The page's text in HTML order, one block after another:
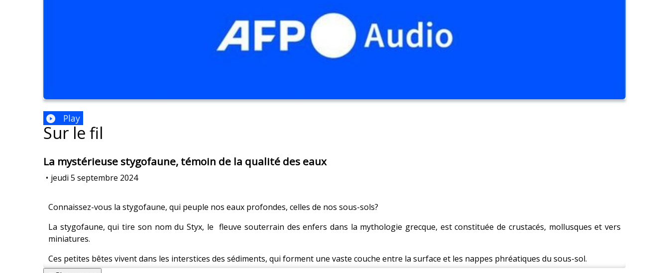
Play
Sur le fil
La mystérieuse stygofaune, témoin de la qualité des eaux
• jeudi 5 septembre 2024
Connaissez-vous la stygofaune, qui peuple nos eaux profondes, celles de nos sous-sols?
La stygofaune, qui tire son nom du Styx, le fleuve souterrain des enfers dans la mythologie grecque, est constituée de crustacés, mollusques et vers
miniatures.
Ces petites bêtes vivent dans les interstices des sédiments, qui forment une vaste couche entre la surface et les nappes phréatiques du sous-sol.